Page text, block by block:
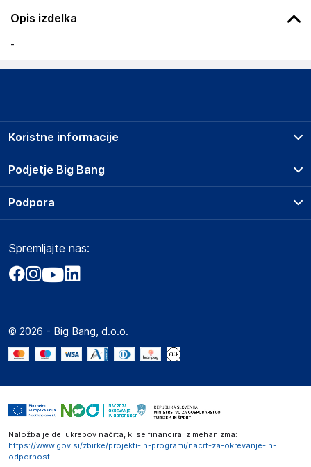
Opis izdelka
-
Podjetje Big Bang
O podjetju
Obvestila za javnost
Akt o digitalnih storitvah
Marketplace za partnerje
Novosti
Koristne informacije
Prodajna mesta
Storitve
Dostava, vnos in odvoz
Zavarovanje izdelkov
Podpora
Marketplace
Kako oddati naročilo?
Spremljajte nas:
© 2026 - Big Bang, d.o.o.
Naložba je del ukrepov načrta, ki se financira iz mehanizma:
https://www.gov.si/zbirke/projekti-in-programi/nacrt-za-okrevanje-in-
odpornost